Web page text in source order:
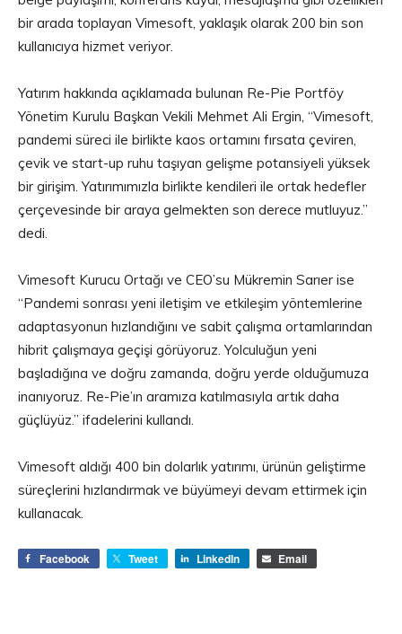
bir arada toplayan Vimesoft, yaklaşık olarak 200 bin son
kullanıcıya hizmet veriyor.
Yatırım hakkında açıklamada bulunan Re-Pie Portföy
Yönetim Kurulu Başkan Vekili Mehmet Ali Ergin, “Vimesoft,
pandemi süreci ile birlikte kaos ortamını fırsata çeviren,
çevik ve start-up ruhu taşıyan gelişme potansiyeli yüksek
bir girişim. Yatırımımızla birlikte kendileri ile ortak hedefler
çerçevesinde bir araya gelmekten son derece mutluyuz.”
dedi.
Vimesoft Kurucu Ortağı ve CEO’su Mükremin Sarıer ise
“Pandemi sonrası yeni iletişim ve etkileşim yöntemlerine
adaptasyonun hızlandığını ve sabit çalışma ortamlarından
hibrit çalışmaya geçişi görüyoruz. Yolculuğun yeni
başladığına ve doğru zamanda, doğru yerde olduğumuza
inanıyoruz. Re-Pie’ın aramıza katılmasıyla artık daha
güçlüyüz.” ifadelerini kullandı.
Vimesoft aldığı 400 bin dolarlık yatırımı, ürünün geliştirme
süreçlerini hızlandırmak ve büyümeyi devam ettirmek için
kullanacak.
Facebook Tweet LinkedIn Email